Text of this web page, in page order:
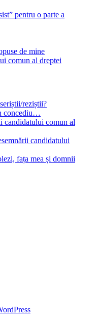
pentru o parte a
de mine
comun al dreptei
reziștii?
concediu…
candidatului comun al
candidatului
fața mea și domnii